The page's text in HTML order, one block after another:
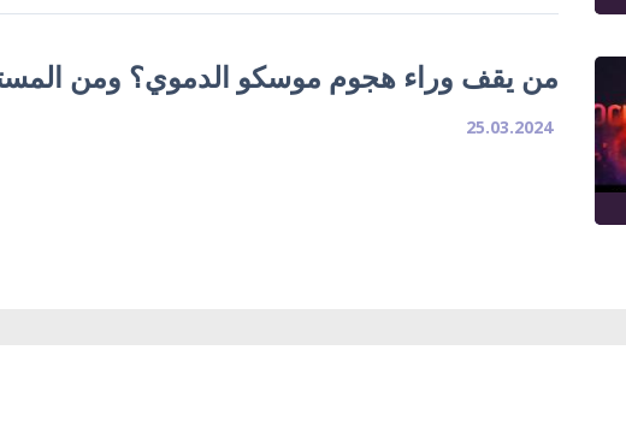
من يقف وراء هجوم موسكو الدموي؟ ومن
25.03.2024